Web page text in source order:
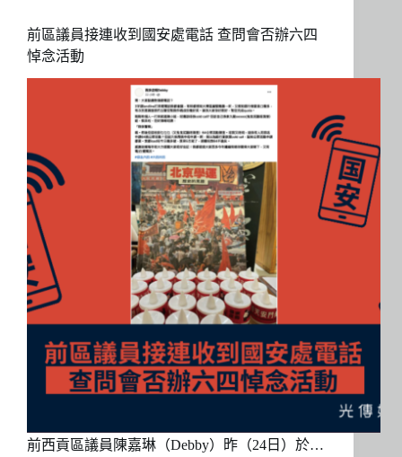
前區議員接連收到國安處電話 查問會否辦六四
悼念活動
前西貢區議員陳嘉琳（Debby）昨（24日）於…